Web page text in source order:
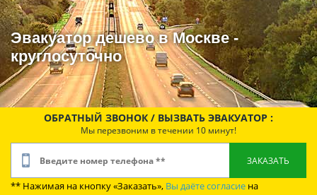
Эвакуатор дешево в Москве -
круглосуточно
ОБРАТНЫЙ ЗВОНОК / ВЫЗВАТЬ ЭВАКУАТОР :
Мы перезвоним в течении 10 минут!
** Нажимая на кнопку «Заказать», Вы даёте согласие на